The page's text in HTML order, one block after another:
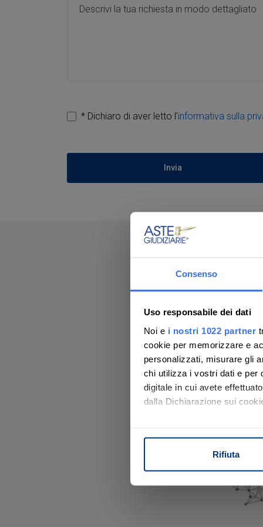
Consenso
Uso responsabile dei dati
Noi e i nostri 1022 partner
cookie per memorizzare e
personalizzati, misurare gli
chi utilizza i vostri dati e per
digitale in cui avete
dalla Dichiarazione sui
Identificare il tuo
digitali).
Approfondisci come
modificare o ritirare il tuo
Rifiuta
* Dichiaro di aver letto l’informativa sulla
Invia
La Società ha una rete di
Ti aiutiamo a
partecipare
Con noi,
Scopri il servizio